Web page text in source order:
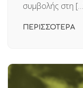
συμβολής στη
ΠΕΡΙΣΣΟΤΕΡΑ